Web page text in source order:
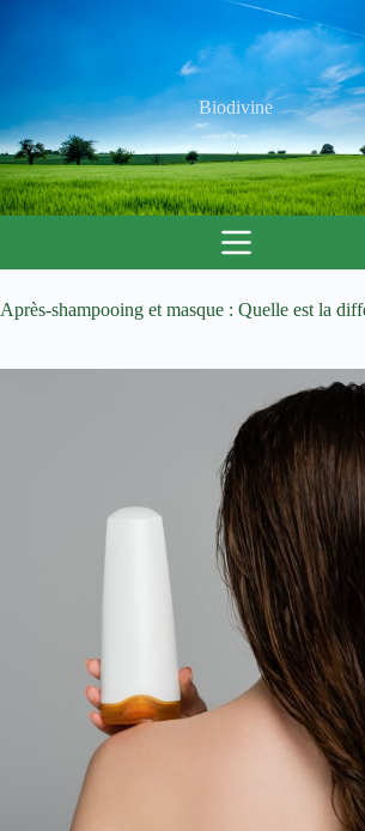
Biodivine
Après-shampooing et masque : Quelle est la